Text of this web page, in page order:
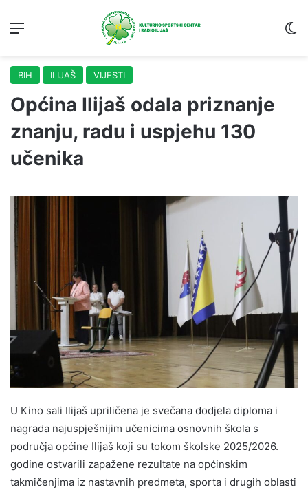
BIH ILIJAŠ VIJESTI
Općina Ilijaš odala priznanje
znanju, radu i uspjehu 130
učenika
U Kino sali Ilijaš upriličena je svečana dodjela diploma i
nagrada najuspješnijim učenicima osnovnih škola s
područja općine Ilijaš koji su tokom školske 2025/2026.
godine ostvarili zapažene rezultate na općinskim
takmičenjima iz nastavnih predmeta, sporta i drugih oblasti